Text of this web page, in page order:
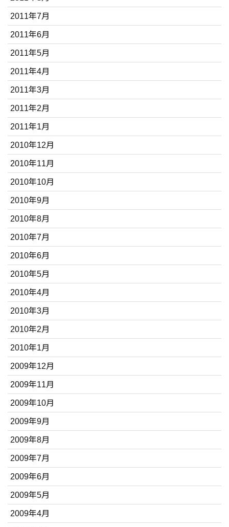
2011年7月
2011年6月
2011年5月
2011年4月
2011年3月
2011年2月
2011年1月
2010年12月
2010年11月
2010年10月
2010年9月
2010年8月
2010年7月
2010年6月
2010年5月
2010年4月
2010年3月
2010年2月
2010年1月
2009年12月
2009年11月
2009年10月
2009年9月
2009年8月
2009年7月
2009年6月
2009年5月
2009年4月